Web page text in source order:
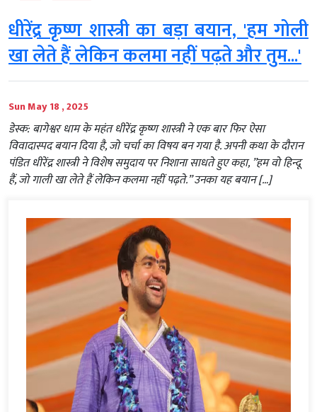
धीरेंद्र कृष्ण शास्त्री का बड़ा बयान, 'हम गोली
खा लेते हैं लेकिन कलमा नहीं पढ़ते और तुम...'
Sun May 18 , 2025
डेस्क: बागेश्वर धाम के महंत धीरेंद्र कृष्ण शास्त्री ने एक बार फिर ऐसा
विवादास्पद बयान दिया है, जो चर्चा का विषय बन गया है. अपनी कथा के दौरान
पंडित धीरेंद्र शास्त्री ने विशेष समुदाय पर निशाना साधते हुए कहा, ”हम वो हिन्दू
हैं, जो गाली खा लेते हैं लेकिन कलमा नहीं पढ़ते.” उनका यह बयान […]